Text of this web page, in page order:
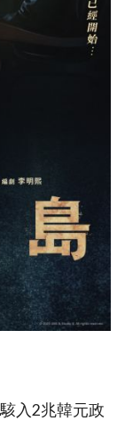
入2兆韓元政